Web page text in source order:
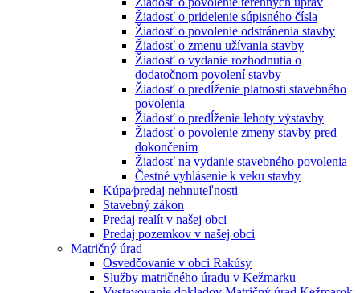
Žiadosť o pridelenie súpisného čísla
Žiadosť o povolenie odstránenia stavby
Žiadosť o zmenu užívania stavby
Žiadosť o vydanie rozhodnutia o
dodatočnom povolení stavby
Žiadosť o predĺženie platnosti stavebného
povolenia
Žiadosť o predĺženie lehoty výstavby
Žiadosť o povolenie zmeny stavby pred
dokončením
Žiadosť na vydanie stavebného povolenia
Čestné vyhlásenie k veku stavby
Kúpa⁄predaj nehnuteľnosti
Stavebný zákon
Predaj realít v našej obci
Predaj pozemkov v našej obci
Matričný úrad
Osvedčovanie v obci Rakúsy
Služby matričného úradu v Kežmarku